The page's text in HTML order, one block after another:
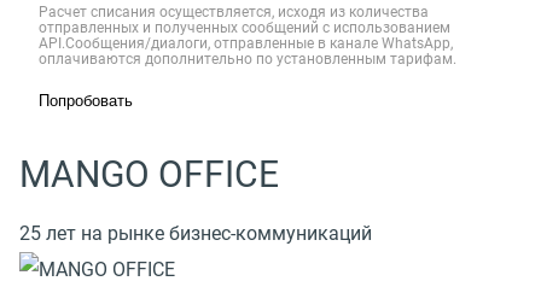
Расчет списания осуществляется, исходя из количества
отправленных и полученных сообщений с использованием
API.Сообщения/диалоги, отправленные в канале WhatsApp,
оплачиваются дополнительно по установленным тарифам.
Попробовать
MANGO OFFICE
25 лет на рынке бизнес-коммуникаций